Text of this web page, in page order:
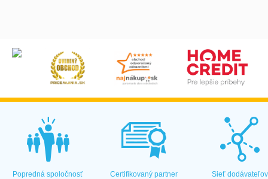
Popredná spoločnosť Certifikovaný partner Sieť dodávateľov